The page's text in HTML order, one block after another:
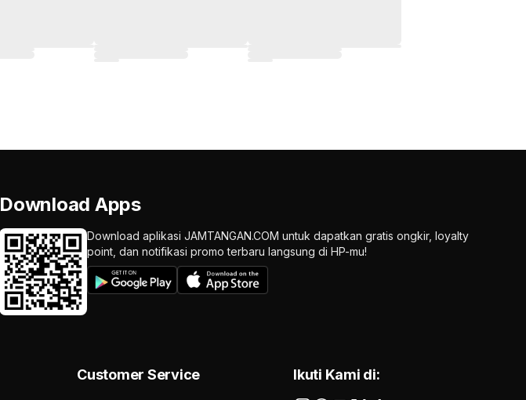
Download Apps
Download aplikasi JAMTANGAN.COM untuk dapatkan gratis ongkir, loyalty
point, dan notifikasi promo terbaru langsung di HP-mu!
Customer Service Ikuti Kami di: